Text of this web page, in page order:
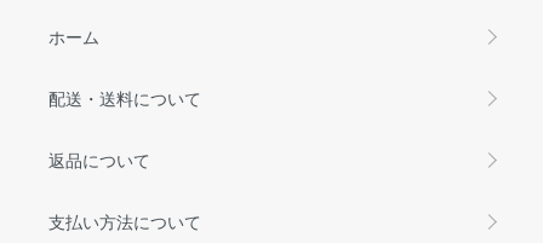
ホーム
配送・送料について
返品について
支払い方法について